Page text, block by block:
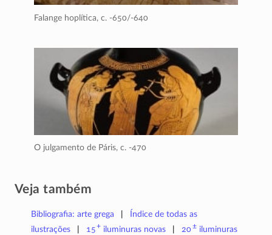
Falange hoplítica, c. -650/-640
O julgamento de Páris, c. -470
Veja também
Bibliografia: arte grega
Índice de todas as
ilustrações
15+ iluminuras novas 20±iluminuras